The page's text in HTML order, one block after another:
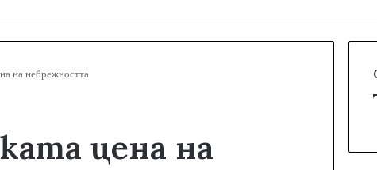
на небрежността
цена на